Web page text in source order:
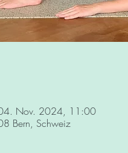
Nov. 2024, 11:00
Bern, Schweiz